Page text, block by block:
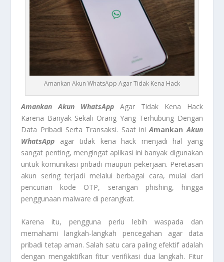
Amankan Akun WhatsApp Agar Tidak Kena Hack
Amankan Akun WhatsApp Agar Tidak Kena Hack
Karena Banyak Sekali Orang Yang Terhubung Dengan
Data Pribadi Serta Transaksi. Saat iniAmankan Akun
WhatsApp agar tidak kena hack menjadi hal yang
sangat penting, mengingat aplikasi ini banyak digunakan
untuk komunikasi pribadi maupun pekerjaan. Peretasan
akun sering terjadi melalui berbagai cara, mulai dari
pencurian kode OTP, serangan phishing, hingga
penggunaan malware di perangkat.
Karena itu, pengguna perlu lebih waspada dan
memahami langkah-langkah pencegahan agar data
pribadi tetap aman. Salah satu cara paling efektif adalah
dengan mengaktifkan fitur verifikasi dua langkah. Fitur